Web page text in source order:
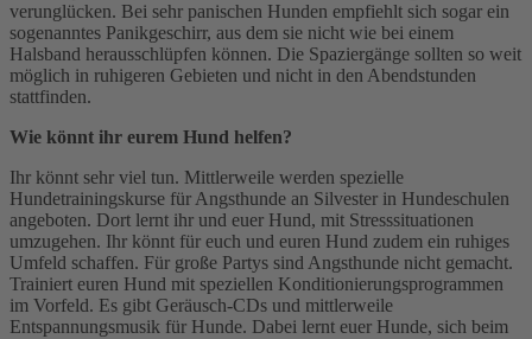
verunglücken. Bei sehr panischen Hunden empfiehlt sich sogar ein
sogenanntes Panikgeschirr, aus dem sie nicht wie bei einem
Halsband herausschlüpfen können. Die Spaziergänge sollten so weit
möglich in ruhigeren Gebieten und nicht in den Abendstunden
stattfinden.
Wie könnt ihr eurem Hund helfen?
Ihr könnt sehr viel tun. Mittlerweile werden spezielle
Hundetrainingskurse für Angsthunde an Silvester in Hundeschulen
angeboten. Dort lernt ihr und euer Hund, mit Stresssituationen
umzugehen. Ihr könnt für euch und euren Hund zudem ein ruhiges
Umfeld schaffen. Für große Partys sind Angsthunde nicht gemacht.
Trainiert euren Hund mit speziellen Konditionierungsprogrammen
im Vorfeld. Es gibt Geräusch-CDs und mittlerweile
Entspannungsmusik für Hunde. Dabei lernt euer Hunde, sich beim